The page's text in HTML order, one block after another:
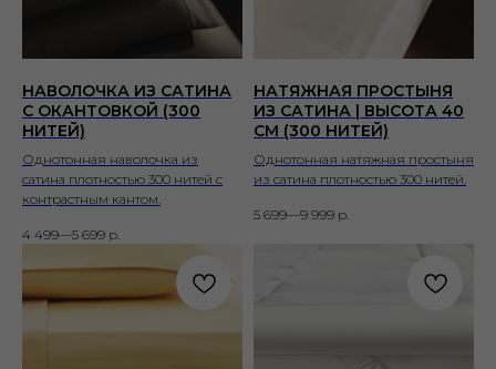
НАВОЛОЧКА ИЗ САТИНА
С ОКАНТОВКОЙ (300
НИТЕЙ)
Однотонная наволочка из
сатина плотностью 300 нитей с
контрастным кантом.
4 499—5 699 р.
НАТЯЖНАЯ ПРОСТЫНЯ
ИЗ САТИНА | ВЫСОТА 40
СМ (300 НИТЕЙ)
Однотонная натяжная простыня
из сатина плотностью 300 нитей.
5 699—9 999 р.